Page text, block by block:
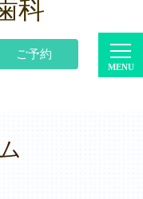
科
ご予約